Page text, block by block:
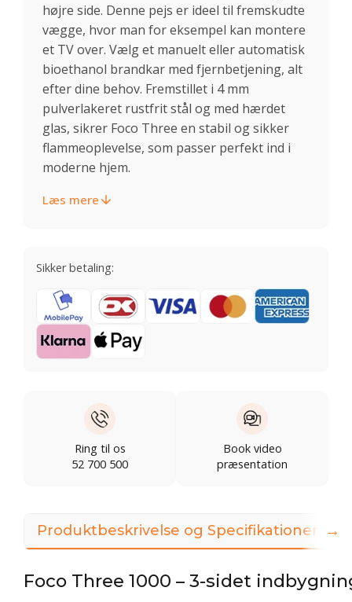
højre side. Denne pejs er ideel til fremskudte
vægge, hvor man for eksempel kan montere
et TV over. Vælg et manuelt eller automatisk
bioethanol brandkar med fjernbetjening, alt
efter dine behov. Fremstillet i 4 mm
pulverlakeret rustfrit stål og med hærdet
glas, sikrer Foco Three en stabil og sikker
flammeoplevelse, som passer perfekt ind i
moderne hjem.
Læs mere
Sikker betaling:
Ring til os
52 700 500
Book video
præsentation
Produktbeskrivelse og Specifikationer
Foco Three 1000 – 3-sidet
→